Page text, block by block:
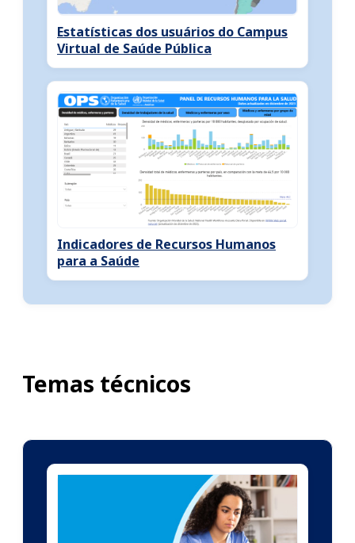
Estatísticas dos usuários do Campus
Virtual de Saúde Pública
Indicadores de Recursos Humanos
para a Saúde
Temas técnicos